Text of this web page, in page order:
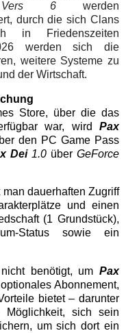
Vers 6 werden
durch die sich Clans
Friedenszeiten
werden sich die
weitere Systeme zu
der Wirtschaft.
Store, über die das
war, wird Pax
den PC Game Pass
Dei1.0 über GeForce
dauerhaften Zugriff
und einen
(1 Grundstück),
Status sowie ein
benötigt, um Pax
Abonnement,
bietet – darunter
sich sein
um sich dort ein